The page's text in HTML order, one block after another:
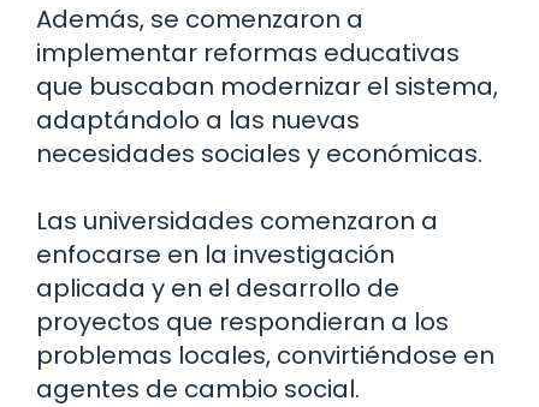
Además, se comenzaron a
implementar reformas educativas
que buscaban modernizar el sistema,
adaptándolo a las nuevas
necesidades sociales y económicas.
Las universidades comenzaron a
enfocarse en la investigación
aplicada y en el desarrollo de
proyectos que respondieran a los
problemas locales, convirtiéndose en
agentes de cambio social.